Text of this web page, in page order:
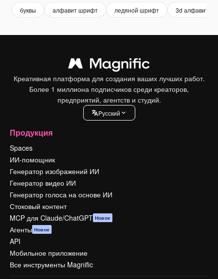
буквы алфавит шрифт ледяной шрифт 3d алфавит
Креативная платформа для создания ваших лучших работ.
Более 1 миллиона подписчиков среди креаторов,
предприятий, агентств и студий.
Pусский
Продукция
Spaces
ИИ-помощник
Генератор изображений ИИ
Генератор видео ИИ
Генератор голоса на основе ИИ
Стоковый контент
MCP для Claude/ChatGPT Новое
Агенты Новое
API
Мобильное приложение
Все инструменты Magnific